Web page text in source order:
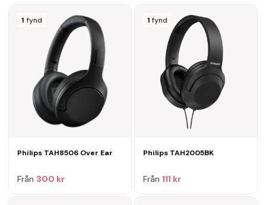
1 fynd
Philips TAH8506 Over Ear
Från 300 kr
1 fynd
Philips TAH2005BK
Från 111 kr